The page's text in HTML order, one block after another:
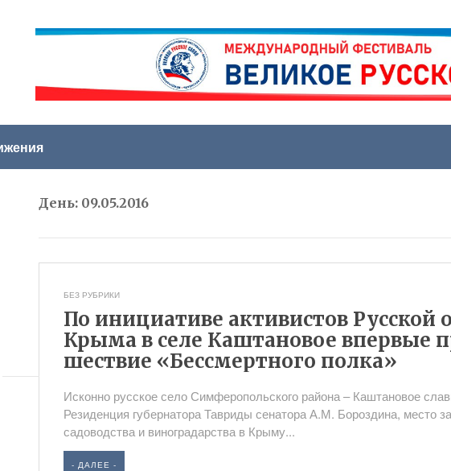
День: 09.05.2016
БЕЗ РУБРИКИ
По инициативе активистов
Крыма в селе Каштановое впервые
шествие «Бессмертного полка»
Исконно русское село Симферопольского района – Каштановое
Резиденция губернатора Тавриды сенатора А.М. Бороздина, место
садоводства и виноградарства в Крыму...
- ДАЛЕЕ -